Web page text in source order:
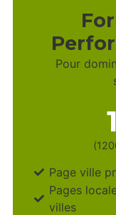
Pour
Page ville
Pages
villes